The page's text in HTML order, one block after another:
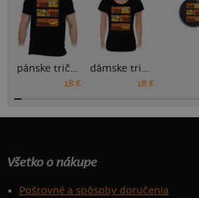
pánske tričko
18 €
dámske tričko
18 €
Všetko o nákupe
Poštovné a spôsoby doručenia